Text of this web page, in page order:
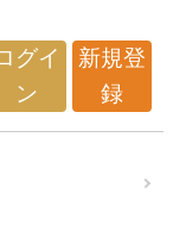
グイ
ン
新規登
録